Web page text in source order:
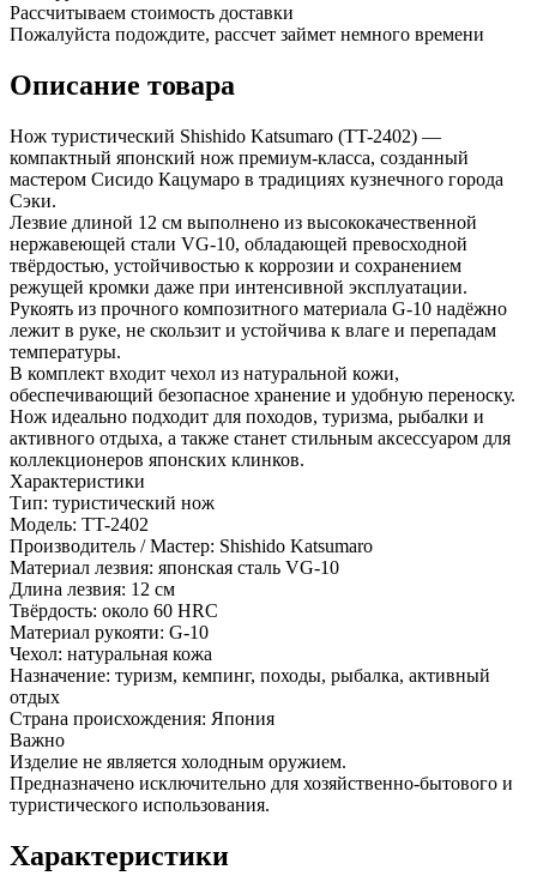
Рассчитываем стоимость доставки
Пожалуйста подождите, рассчет займет немного времени
Описание товара
Нож туристический Shishido Katsumaro (TT-2402) —
компактный японский нож премиум-класса, созданный
мастером Сисидо Кацумаро в традициях кузнечного города
Сэки.
Лезвие длиной 12 см выполнено из высококачественной
нержавеющей стали VG-10, обладающей превосходной
твёрдостью, устойчивостью к коррозии и сохранением
режущей кромки даже при интенсивной эксплуатации.
Рукоять из прочного композитного материала G-10 надёжно
лежит в руке, не скользит и устойчива к влаге и перепадам
температуры.
В комплект входит чехол из натуральной кожи,
обеспечивающий безопасное хранение и удобную переноску.
Нож идеально подходит для походов, туризма, рыбалки и
активного отдыха, а также станет стильным аксессуаром для
коллекционеров японских клинков.
Характеристики
Тип: туристический нож
Модель: TT-2402
Производитель / Мастер: Shishido Katsumaro
Материал лезвия: японская сталь VG-10
Длина лезвия: 12 см
Твёрдость: около 60 HRC
Материал рукояти: G-10
Чехол: натуральная кожа
Назначение: туризм, кемпинг, походы, рыбалка, активный
отдых
Страна происхождения: Япония
Важно
Изделие не является холодным оружием.
Предназначено исключительно для хозяйственно-бытового и
туристического использования.
Характеристики